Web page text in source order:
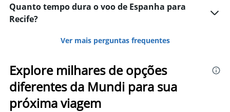
Quanto tempo dura o voo de Espanha para
Recife?
Ver mais perguntas frequentes
Explore milhares de opções
diferentes da Mundi para sua
próxima viagem